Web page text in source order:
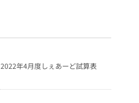
2022年4月度しぇあーど試算表